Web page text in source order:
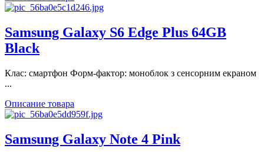
Samsung Galaxy S6 Edge Plus 64GB
Black
Клас: смартфон Форм-фактор: моноблок з сенсорним екраном
...
Описание товара
Samsung Galaxy Note 4 Pink